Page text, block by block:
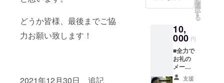
どうか皆様、最後までご協
力お願い致します！
2021年12月30日 追記
方のプ
ランで
いた御
支援は
大切に
使わせ
て頂き
ます。
選
択
す
る
10,
000 円
■全力で
お礼の
メール
■THE支援